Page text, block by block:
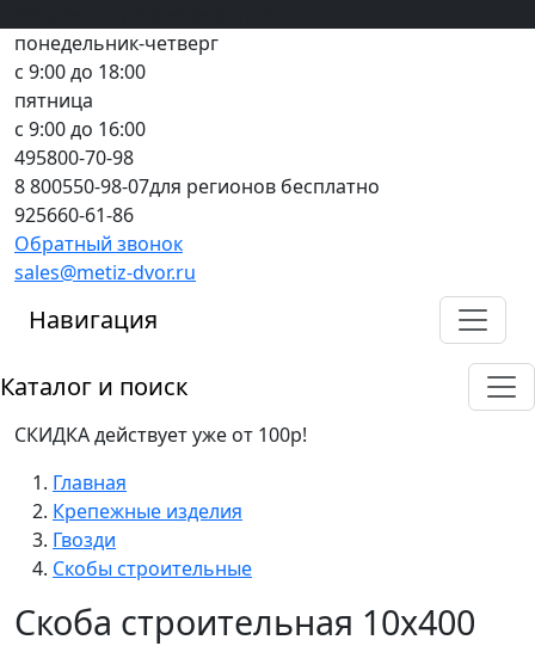
понедельник-четверг
с 9:00 до 18:00
пятница
с 9:00 до 16:00
495800-70-98
8 800550-98-07для регионов бесплатно
925660-61-86
Обратный звонок
sales@metiz-dvor.ru
Навигация
Каталог и поиск
СКИДКА действует уже от 100р!
Главная
Крепежные изделия
Гвозди
Скобы строительные
Скоба строительная 10х400